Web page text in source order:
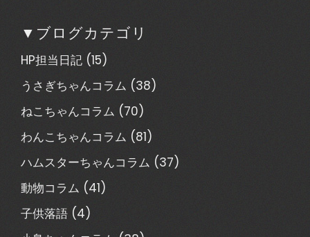
▼ブログカテゴリ
HP担当日記 (15)
うさぎちゃんコラム (38)
ねこちゃんコラム (70)
わんこちゃんコラム (81)
ハムスターちゃんコラム (37)
動物コラム (41)
子供落語 (4)